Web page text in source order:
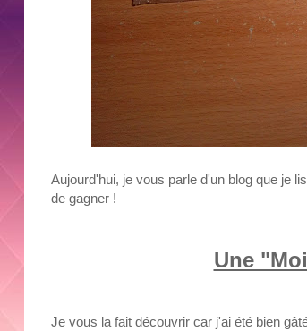
Aujourd'hui, je vous parle d'un blog que je
de gagner !
Une
Je vous la fait découvrir car j'ai été bien